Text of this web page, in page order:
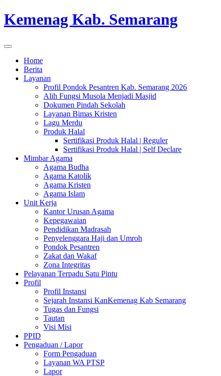
Kemenag Kab. Semarang
Home
Berita
Layanan
Profil Pondok Pesantren Kab. Semarang 2026
Alih Fungsi Musola Menjadi Masjid
Dokumen Pindah Sekolah
Layanan Bimas Kristen
Lagu Merdu
Produk Halal
Sertifikasi Produk Halal | Reguler
Sertifikasi Produk Halal | Self Declare
Mimbar Agama
Agama Budha
Agama Katolik
Agama Kristen
Agama Islam
Unit Kerja
Kantor Urusan Agama
Kepegawaian
Pendidikan Madrasah
Penyelenggara Haji dan Umroh
Pondok Pesantren
Zakat dan Wakaf
Zona Integritas
Pelayanan Terpadu Satu Pintu
Profil
Profil Instansi
Sejarah Instansi KanKemenag Kab Semarang
Tugas dan Fungsi
Tautan
Visi Misi
PPID
Pengaduan / Lapor
Form Pengaduan
Layanan WA PTSP
Lapor